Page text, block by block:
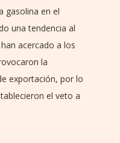
gasolina en el
una tendencia al
acercado a los
la
exportación, por lo
el veto a